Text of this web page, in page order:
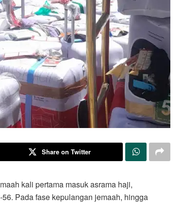
Share on Twitter
kali pertama masuk asrama haji,
Pada fase kepulangan jemaah, hingga